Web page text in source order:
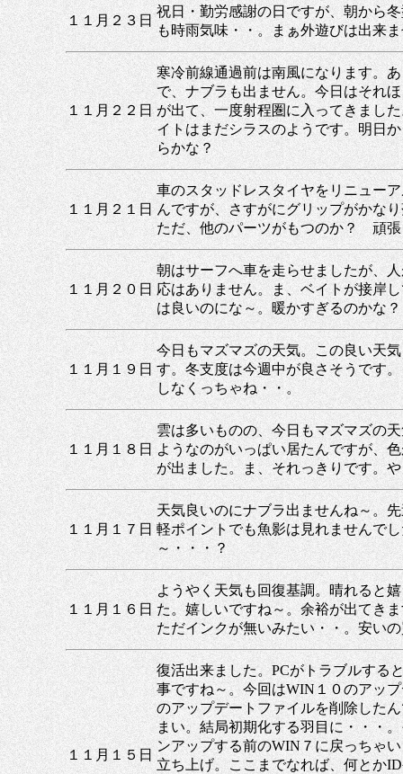
１１月２３日
祝日・勤労感謝の日ですが、朝から
も時雨気味・・。まぁ外遊びは出来
１１月２２日
寒冷前線通過前は南風になります。
で、ナブラも出ません。今日はそれ
が出て、一度射程圏に入ってきまし
イトはまだシラスのようです。明日
らかな？
１１月２１日
車のスタッドレスタイヤをリニュー
んですが、さすがにグリップがかな
ただ、他のパーツがもつのか？ 頑
１１月２０日
朝はサーフへ車を走らせましたが、
応はありません。ま、ベイトが接岸
は良いのにな～。暖かすぎるのかな
１１月１９日
今日もマズマズの天気。この良い天
す。冬支度は今週中が良さそうです
しなくっちゃね・・。
１１月１８日
雲は多いものの、今日もマズマズの
ようなのがいっぱい居たんですが、
が出ました。ま、それっきりです。
１１月１７日
天気良いのにナブラ出ませんね～。
軽ポイントでも魚影は見れませんで
～・・・？
１１月１６日
ようやく天気も回復基調。晴れると
た。嬉しいですね～。余裕が出てき
ただインクが無いみたい・・。安い
１１月１５日
復活出来ました。PCがトラブルする
事ですね～。今回はWIN１０のアッ
のアップデートファイルを削除した
まい。結局初期化する羽目に・・・
ンアップする前のWIN７に戻っちゃ
立ち上げ。ここまでなれば、何とか